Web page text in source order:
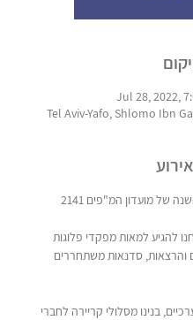
Jul 28, 2022,
Tel Aviv-Yafo, Shlomo Ibn
להגיע למאות מפקדי פלוגות
והרצאות, סדנאות משתחררים
בנינו מסלולי קריירה לחברי